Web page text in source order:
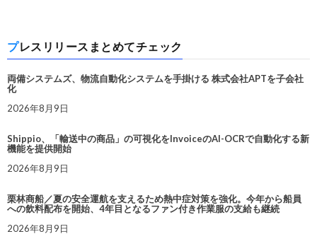
プレスリリースまとめてチェック
両備システムズ、物流自動化システムを手掛ける 株式会社APTを子会社
化
2026年8月9日
Shippio、「輸送中の商品」の可視化をInvoiceのAI-OCRで自動化する新
機能を提供開始
2026年8月9日
栗林商船／夏の安全運航を支えるため熱中症対策を強化。今年から船員
への飲料配布を開始、4年目となるファン付き作業服の支給も継続
2026年8月9日